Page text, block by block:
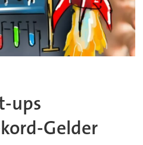
ups
Gelder